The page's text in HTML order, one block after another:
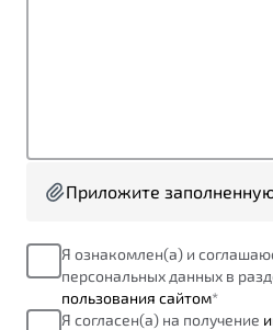
Автомобили в наличии
Тест-драйв
Спецпредложения
Преимущества программы
Запись на сервис
Приложите
Я ознакомлен(а) и
персональных данных в
пользования сайтом*
Я согласен(а) на получение